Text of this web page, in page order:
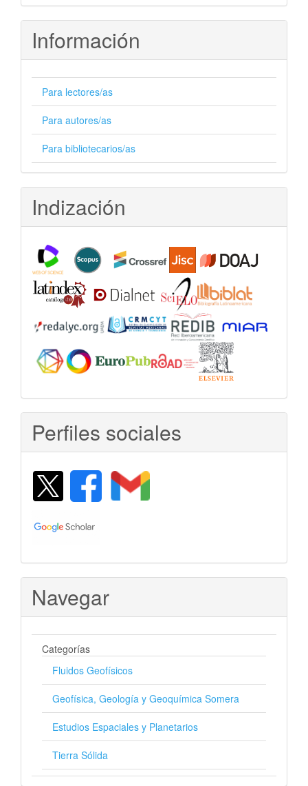
Información
Para lectores/as
Para autores/as
Para bibliotecarios/as
Indización
Perfiles sociales
Navegar
Categorías
Fluidos Geofísicos
Geofísica, Geología y Geoquímica Somera
Estudios Espaciales y Planetarios
Tierra Sólida